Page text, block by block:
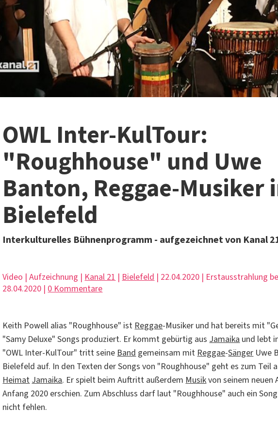
Video
OWL Inter-KulTour:
"Roughhouse" und Uwe
Banton, Reggae-Musiker
Bielefeld
Interkulturelles Bühnenprogramm - aufgezeichnet von Kanal
Video | Aufzeichnung | Kanal 21 | Bielefeld | 22.04.2020 | Erstausstrahlung
28.04.2020 | 0 Kommentare
Keith Powell alias "Roughhouse" ist Reggae-Musiker und hat bereits mit
"Samy Deluxe" Songs produziert. Er kommt gebürtig aus Jamaika und lebt
"OWL Inter-KulTour" tritt seine Band gemeinsam mit Reggae-Sänger Uwe
Bielefeld auf. In den Texten der Songs von "Roughhouse" geht es zum Teil
Heimat Jamaika. Er spielt beim Auftritt außerdem Musikvon seinem neuen
Anfang 2020 erschien. Zum Abschluss darf laut "Roughhouse" auch ein
nicht fehlen.